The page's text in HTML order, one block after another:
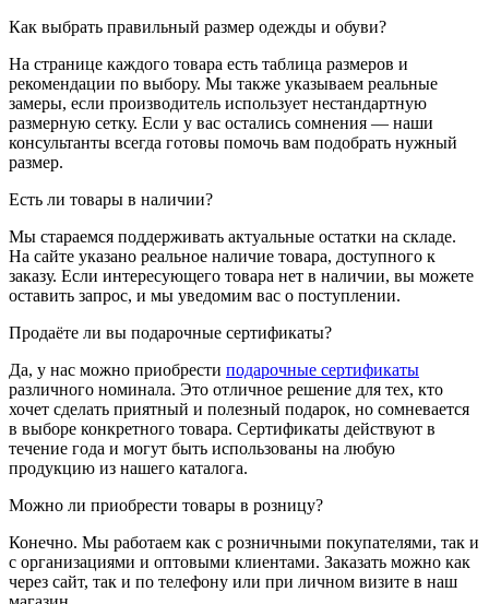
Как выбрать правильный размер одежды и обуви?
На странице каждого товара есть таблица размеров и
рекомендации по выбору. Мы также указываем реальные
замеры, если производитель использует нестандартную
размерную сетку. Если у вас остались сомнения — наши
консультанты всегда готовы помочь вам подобрать нужный
размер.
Есть ли товары в наличии?
Мы стараемся поддерживать актуальные остатки на складе.
На сайте указано реальное наличие товара, доступного к
заказу. Если интересующего товара нет в наличии, вы можете
оставить запрос, и мы уведомим вас о поступлении.
Продаёте ли вы подарочные сертификаты?
Да, у нас можно приобрести подарочные сертификаты
различного номинала. Это отличное решение для тех, кто
хочет сделать приятный и полезный подарок, но сомневается
в выборе конкретного товара. Сертификаты действуют в
течение года и могут быть использованы на любую
продукцию из нашего каталога.
Можно ли приобрести товары в розницу?
Конечно. Мы работаем как с розничными покупателями, так и
с организациями и оптовыми клиентами. Заказать можно как
через сайт, так и по телефону или при личном визите в наш